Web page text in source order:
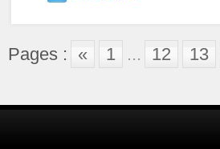
Pages : « 1 ... 12 13